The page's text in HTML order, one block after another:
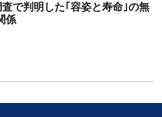
で判明した｢容姿と寿命｣の無
係